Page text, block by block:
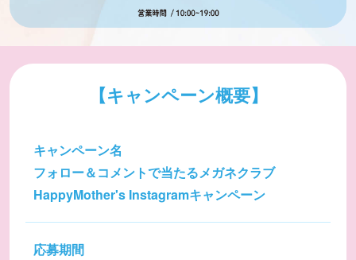
【キャンペーン概要】
キャンペーン名
フォロー＆コメントで当たるメガネクラブ
HappyMother's Instagramキャンペーン
応募期間